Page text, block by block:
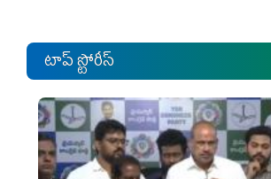
టాప్ స్టోరీస్